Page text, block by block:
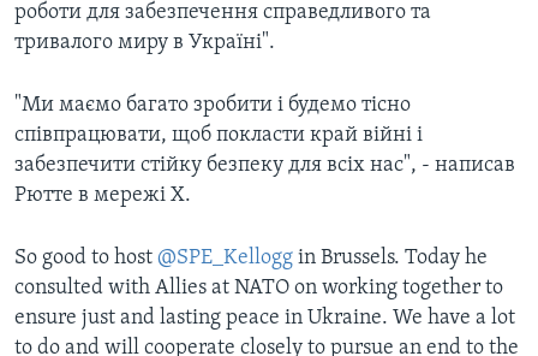
роботи для забезпечення справедливого та
тривалого миру в Україні".
"Ми маємо багато зробити і будемо тісно
співпрацювати, щоб покласти край війні і
забезпечити стійку безпеку для всіх нас", - написав
Рютте в мережі Х.
So good to host @SPE_Kellogg in Brussels. Today he
consulted with Allies at NATO on working together to
ensure just and lasting peace in Ukraine. We have a lot
to do and will cooperate closely to pursue an end to the